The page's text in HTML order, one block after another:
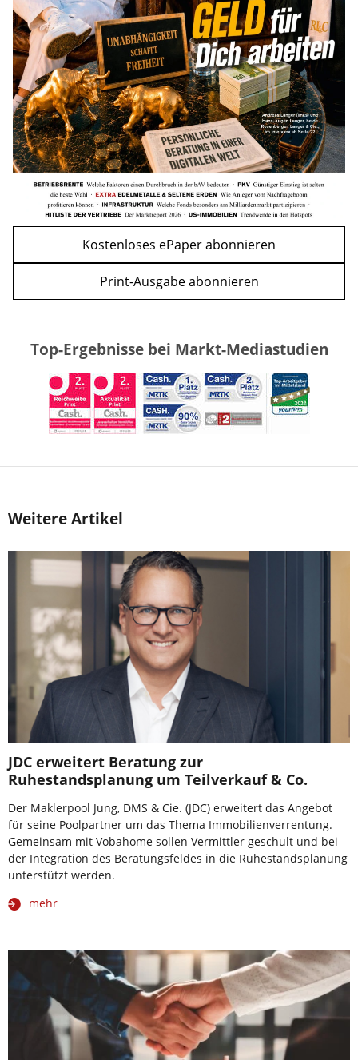
WEITERE ARTIKEL
zurückweiter
Nachzahlung ist pro Kind möglich
mehr
Kostenloses ePaper abonnieren
Print-Ausgabe abonnieren
Top-Ergebnisse bei Markt-Mediastudien
Weitere Artikel
JDC erweitert Beratung zur
Ruhestandsplanung um Teilverkauf & Co.
Der Maklerpool Jung, DMS & Cie. (JDC) erweitert das Angebot
für seine Poolpartner um das Thema Immobilienverrentung.
Gemeinsam mit Vobahome sollen Vermittler geschult und bei
der Integration des Beratungsfeldes in die Ruhestandsplanung
unterstützt werden.
mehr